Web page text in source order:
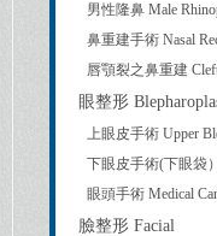
男性隆鼻 Male
鼻重建手術 Nasal
唇顎裂之鼻重建
眼整形
上眼皮手術 Upper
眼頭手術 Medical
臉整形 Facial